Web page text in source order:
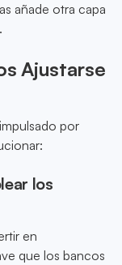
añade otra capa
Ajustarse
por
los
en
que los bancos